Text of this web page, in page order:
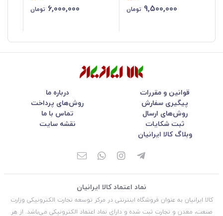
9,500,000 تومان 6,000,000 تومان
قوانین و مقررات
درباره ما
پیگیری سفارش
روش‌های پرداخت
روش‌های ارسال
تماس با ما
ثبت شکایات
نقشه سایت
وبلاگ کالا ایرانیان
نماد اعتماد کالا ایرانیان
کالا ایرانیان به عنوان فروشگاه اینترنتی در مركز توسعه تجارت الكترونیكی وزارت
صنعت، معدن و تجارت ثبت شده و دارای نماد اعتماد الكترونیكی می‌باشد. از هر